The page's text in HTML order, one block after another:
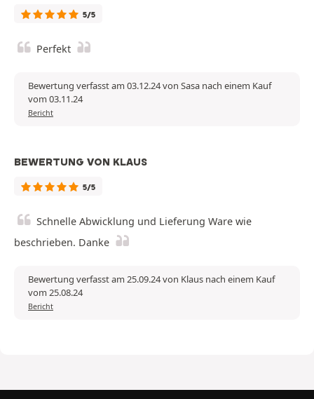
5/5
Perfekt
Bewertung verfasst am 03.12.24 von Sasa nach einem Kauf
vom 03.11.24
Bericht
BEWERTUNG VON KLAUS
5/5
Schnelle Abwicklung und Lieferung Ware wie
beschrieben. Danke
Bewertung verfasst am 25.09.24 von Klaus nach einem Kauf
vom 25.08.24
Bericht